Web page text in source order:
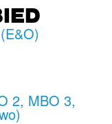
2, MBO 3,